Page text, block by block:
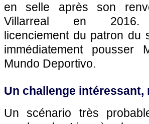
en selle après son
Villarreal en
licenciement du patron du
immédiatement pousser
Mundo Deportivo.
Un challenge
Un scénario très